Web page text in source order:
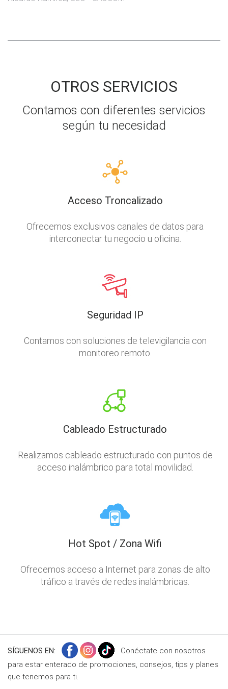
OTROS SERVICIOS
Contamos con diferentes servicios
según tu necesidad
Acceso Troncalizado
Ofrecemos exclusivos canales de datos para
interconectar tu negocio u oficina.
Seguridad IP
Contamos con soluciones de televigilancia con
monitoreo remoto.
Cableado Estructurado
Realizamos cableado estructurado con puntos de
acceso inalámbrico para total movilidad.
Hot Spot / Zona Wifi
Ofrecemos acceso a Internet para zonas de alto
tráfico a través de redes inalámbricas.
SÍGUENOS EN:
Conéctate con nosotros
para estar enterado de promociones, consejos, tips y planes
que tenemos para ti.